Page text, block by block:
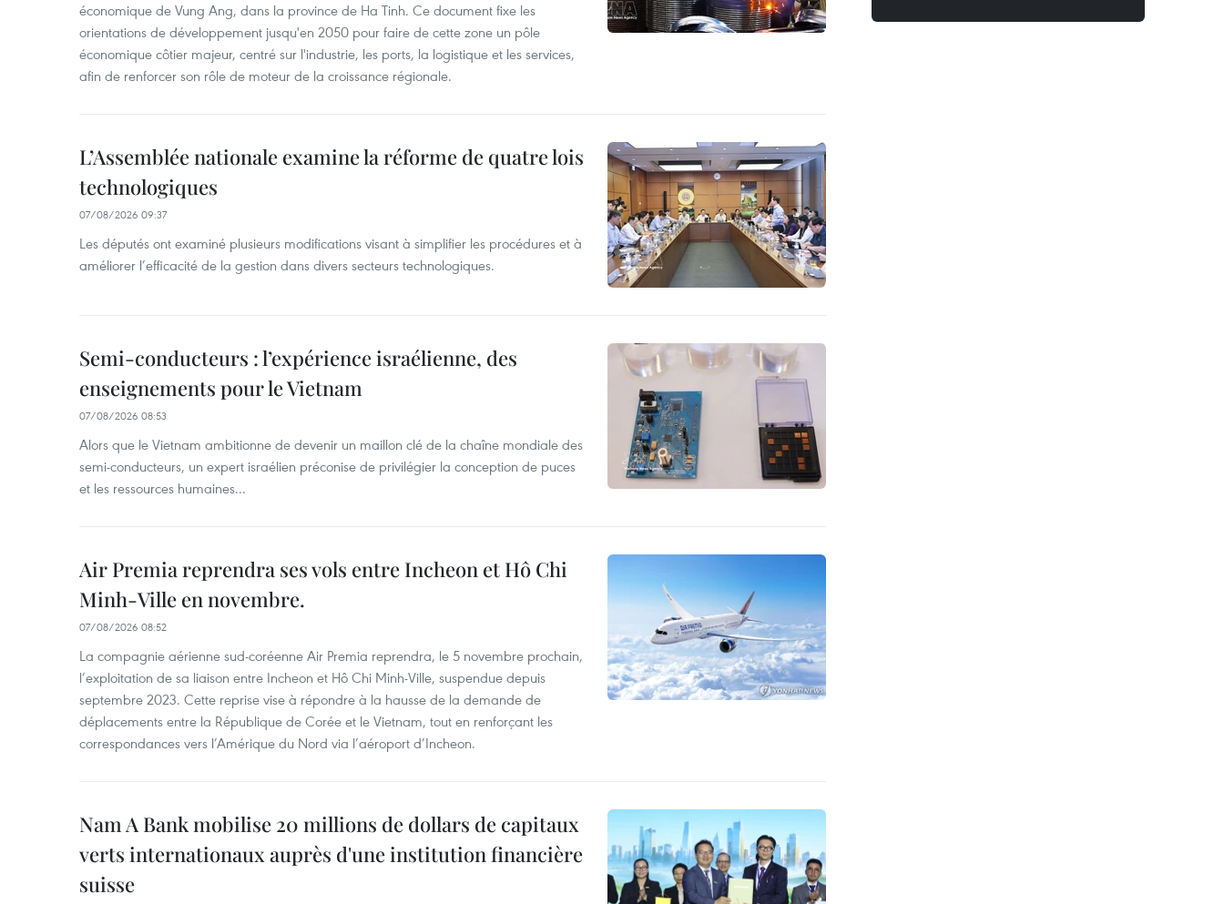
économique de Vung Ang, dans la province de Ha Tinh. Ce document fixe les
orientations de développement jusqu'en 2050 pour faire de cette zone un pôle
économique côtier majeur, centré sur l'industrie, les ports, la logistique et les services,
afin de renforcer son rôle de moteur de la croissance régionale.
L’Assemblée nationale examine la réforme de quatre lois
technologiques
07/08/2026 09:37
Les députés ont examiné plusieurs modifications visant à simplifier les procédures et à
améliorer l’efficacité de la gestion dans divers secteurs technologiques.
Semi-conducteurs : l’expérience israélienne, des
enseignements pour le Vietnam
07/08/2026 08:53
Alors que le Vietnam ambitionne de devenir un maillon clé de la chaîne mondiale des
semi-conducteurs, un expert israélien préconise de privilégier la conception de puces
et les ressources humaines...
Air Premia reprendra ses vols entre Incheon et Hô Chi
Minh-Ville en novembre.
07/08/2026 08:52
La compagnie aérienne sud-coréenne Air Premia reprendra, le 5 novembre prochain,
l’exploitation de sa liaison entre Incheon et Hô Chi Minh-Ville, suspendue depuis
septembre 2023. Cette reprise vise à répondre à la hausse de la demande de
déplacements entre la République de Corée et le Vietnam, tout en renforçant les
correspondances vers l’Amérique du Nord via l’aéroport d’Incheon.
Nam A Bank mobilise 20 millions de dollars de capitaux
verts internationaux auprès d'une institution financière
suisse